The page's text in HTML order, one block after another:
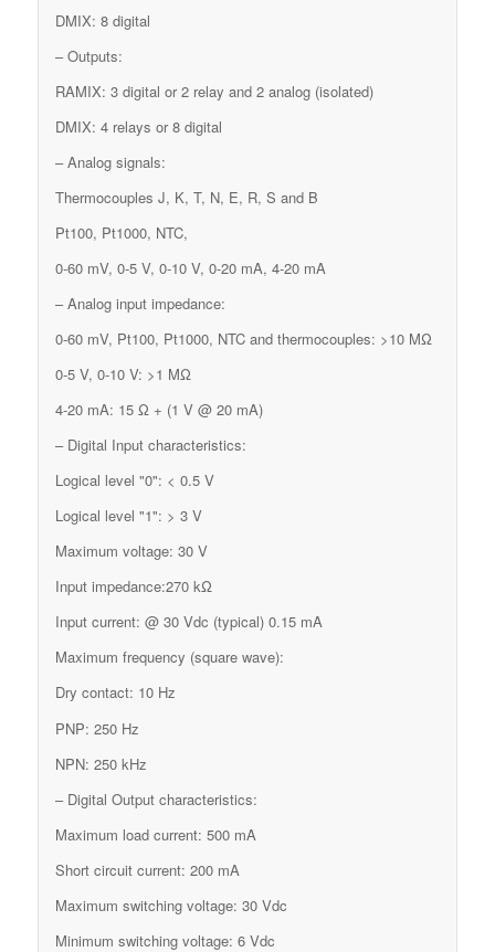
DMIX: 8 digital
– Outputs:
RAMIX: 3 digital or 2 relay and 2 analog (isolated)
DMIX: 4 relays or 8 digital
– Analog signals:
Thermocouples J, K, T, N, E, R, S and B
Pt100, Pt1000, NTC,
0-60 mV, 0-5 V, 0-10 V, 0-20 mA, 4-20 mA
– Analog input impedance:
0-60 mV, Pt100, Pt1000, NTC and thermocouples: >10 MΩ
0-5 V, 0-10 V: >1 MΩ
4-20 mA: 15 Ω + (1 V @ 20 mA)
– Digital Input characteristics:
Logical level "0": < 0.5 V
Logical level "1": > 3 V
Maximum voltage: 30 V
Input impedance:270 kΩ
Input current: @ 30 Vdc (typical) 0.15 mA
Maximum frequency (square wave):
Dry contact: 10 Hz
PNP: 250 Hz
NPN: 250 kHz
– Digital Output characteristics:
Maximum load current: 500 mA
Short circuit current: 200 mA
Maximum switching voltage: 30 Vdc
Minimum switching voltage: 6 Vdc